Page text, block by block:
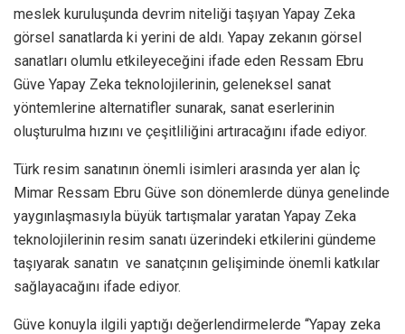
meslek kuruluşunda devrim niteliği taşıyan Yapay Zeka
görsel sanatlarda ki yerini de aldı. Yapay zekanın görsel
sanatları olumlu etkileyeceğini ifade eden Ressam Ebru
Güve Yapay Zeka teknolojilerinin, geleneksel sanat
yöntemlerine alternatifler sunarak, sanat eserlerinin
oluşturulma hızını ve çeşitliliğini artıracağını ifade ediyor.
Türk resim sanatının önemli isimleri arasında yer alan İç
Mimar Ressam Ebru Güve son dönemlerde dünya genelinde
yaygınlaşmasıyla büyük tartışmalar yaratan Yapay Zeka
teknolojilerinin resim sanatı üzerindeki etkilerini gündeme
taşıyarak sanatın ve sanatçının gelişiminde önemli katkılar
sağlayacağını ifade ediyor.
Güve konuyla ilgili yaptığı değerlendirmelerde “Yapay zeka